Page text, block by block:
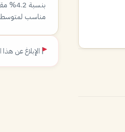
بنسبة
مناسب
الإبلاغ عن هذا